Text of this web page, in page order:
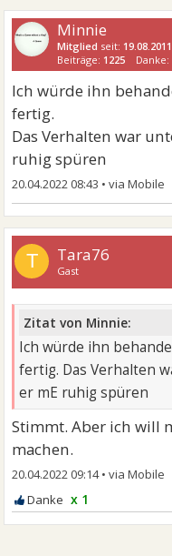
Minnie
Mitglied seit: 19.08.2011
Beiträge: 1225 Danke:
Ich würde ihn
fertig.
Das Verhalten war
ruhig spüren
20.04.2022 08:43 •
T Tara76
Gast
Zitat von Minnie:
Ich würde ihn
fertig. Das Verhalten
er mE ruhig spüren
Stimmt. Aber ich will
machen.
20.04.2022 09:14•
x 1